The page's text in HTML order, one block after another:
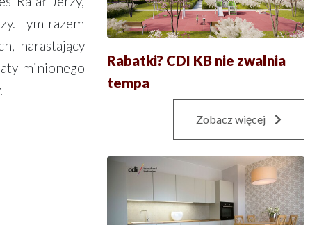
Tym razem
narastający
minionego
Rabatki? CDI KB nie zwalnia
tempa
Zobacz więcej